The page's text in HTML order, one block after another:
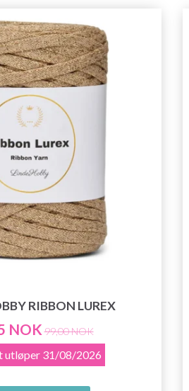
RIBBON LUREX
NOK 99,00 NOK
utløper 31/08/2026